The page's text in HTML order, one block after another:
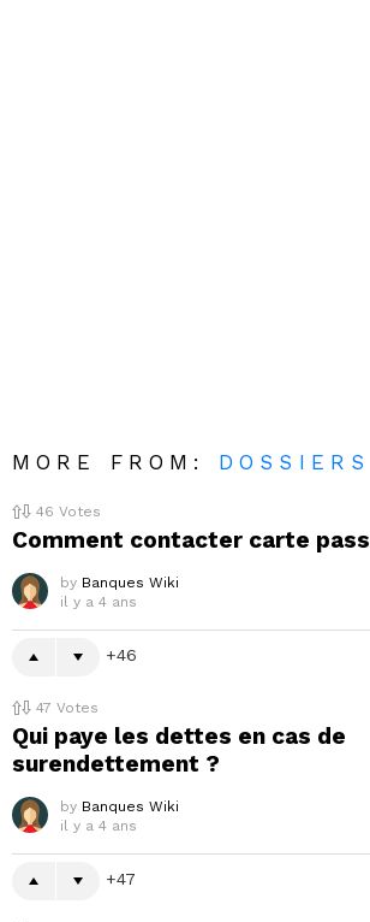
MORE FROM: DOSSIERS
46 Votes
Comment contacter carte
by Banques Wiki
il y a 4 ans
46
47 Votes
Qui paye les dettes en cas de
surendettement ?
by Banques Wiki
il y a 4 ans
47